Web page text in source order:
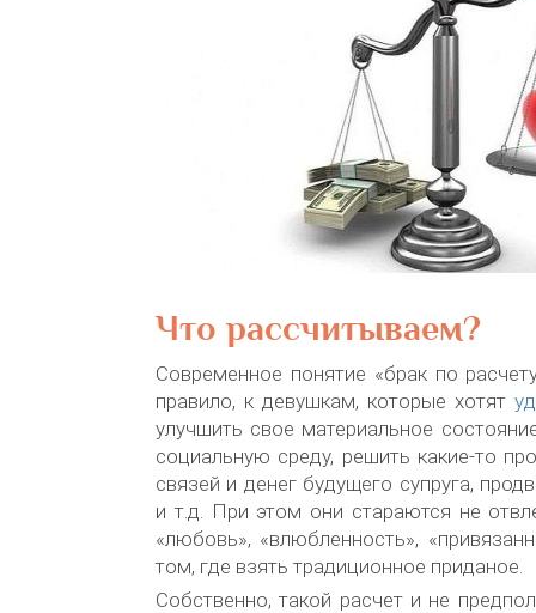
Что рассчитываем?
Современное понятие «брак по
правило, к девушкам, которые хотят
улучшить свое материальное
социальную среду, решить какие-то
связей и денег будущего супруга,
и т.д. При этом они стараются не
«любовь», «влюбленность»,
том, где взять традиционное приданое.
Собственно, такой расчет и не